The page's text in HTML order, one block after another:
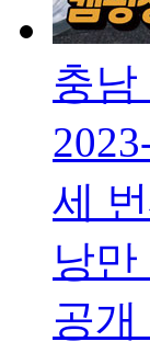
충
세
낭
공